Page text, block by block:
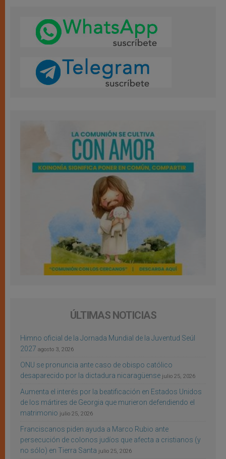
ÚLTIMAS NOTICIAS
Himno oficial de la Jornada Mundial de la Juventud Seúl
2027 agosto 3, 2026
ONU se pronuncia ante caso de obispo católico
desaparecido por la dictadura nicaragüense julio 25, 2026
Aumenta el interés por la beatificación en Estados Unidos
de los mártires de Georgia que murieron defendiendo el
matrimonio julio 25, 2026
Franciscanos piden ayuda a Marco Rubio ante
persecución de colonos judíos que afecta a cristianos (y
no sólo) en Tierra Santa julio 25, 2026